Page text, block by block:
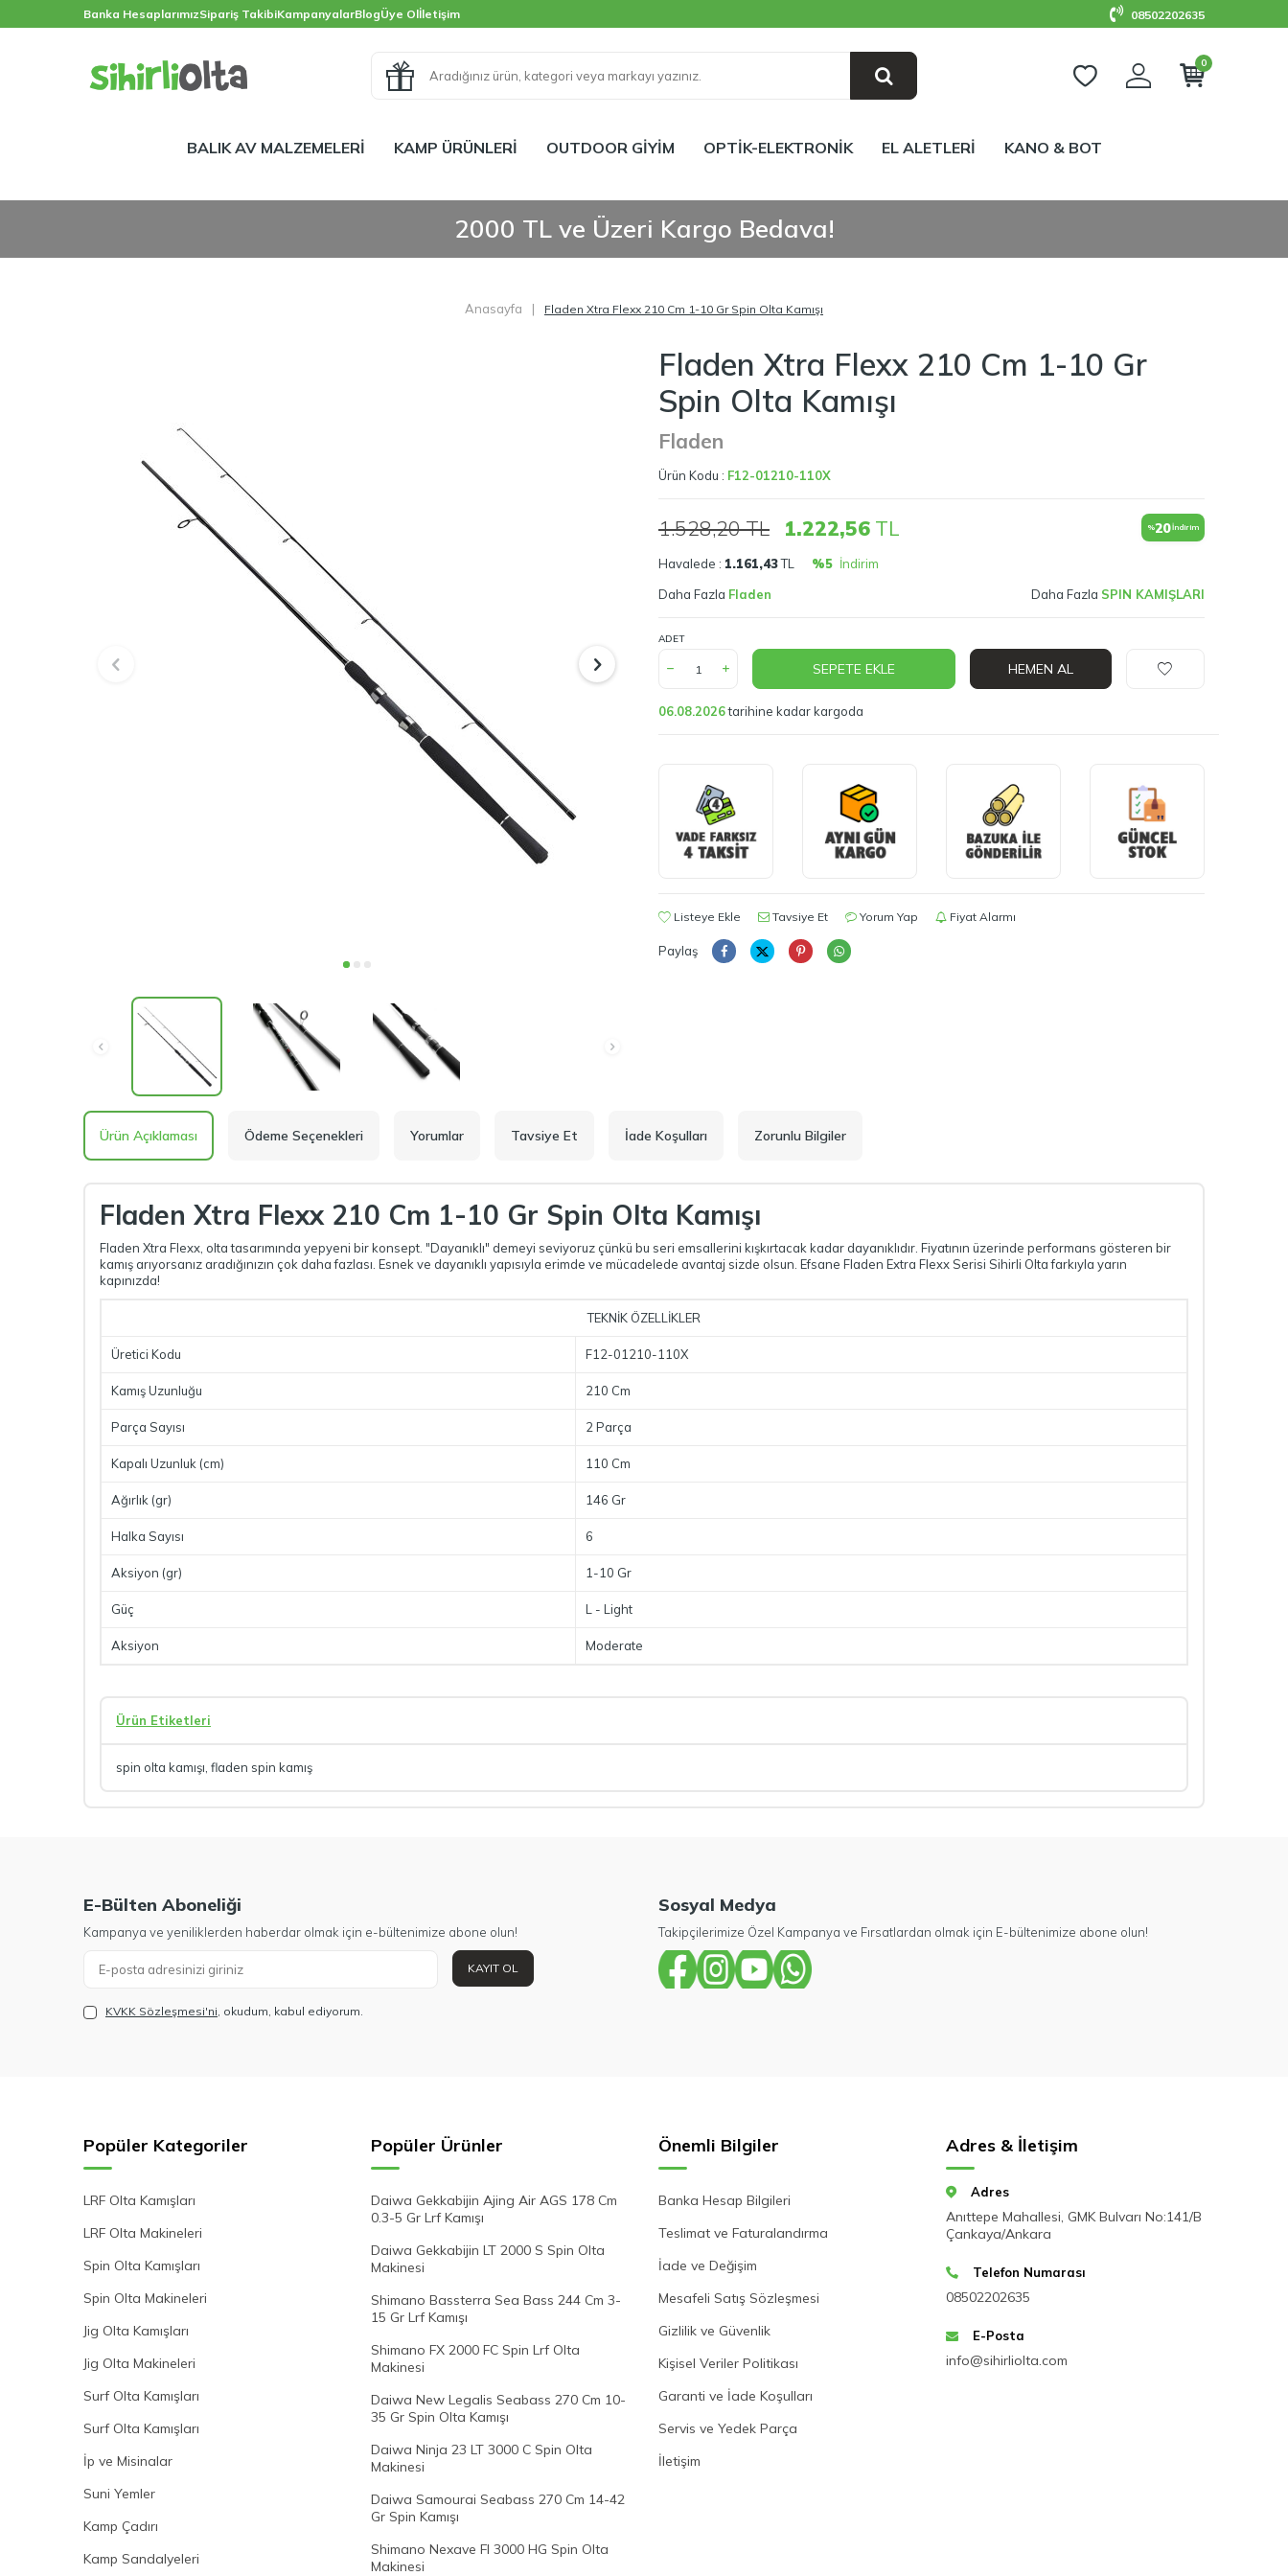
Banka HesaplarımızSipariş TakibiKampanyalarBlogÜye Olİletişim 08502202635
0
BALIK AV MALZEMELERİ KAMP ÜRÜNLERİ OUTDOOR GİYİM OPTİK-ELEKTRONİK EL ALETLERİ KANO & BOT
2000 TL ve Üzeri Kargo Bedava!
Anasayfa | Fladen Xtra Flexx 210 Cm 1-10 Gr Spin Olta Kamışı
Fladen Xtra Flexx 210 Cm 1-10 Gr
Spin Olta Kamışı
Fladen
Ürün Kodu : F12-01210-110X
1.528,20TL 1.222,56 TL %20İndirim
Havalede : 1.161,43TL %5 İndirim
Daha Fazla Fladen Daha Fazla SPIN KAMIŞLARI
ADET
SEPETE EKLE HEMEN AL
06.08.2026tarihine kadar kargoda
Listeye Ekle Tavsiye Et Yorum Yap Fiyat Alarmı
Paylaş
Ürün Açıklaması Ödeme Seçenekleri Yorumlar Tavsiye Et İade Koşulları Zorunlu Bilgiler
Fladen Xtra Flexx 210 Cm 1-10 Gr Spin Olta Kamışı
Fladen Xtra Flexx, olta tasarımında yepyeni bir konsept. "Dayanıklı" demeyi seviyoruz çünkü bu seri emsallerini kışkırtacak kadar dayanıklıdır. Fiyatının üzerinde performans gösteren bir
kamış arıyorsanız aradığınızın çok daha fazlası. Esnek ve dayanıklı yapısıyla erimde ve mücadelede avantaj sizde olsun. Efsane Fladen Extra Flexx Serisi Sihirli Olta farkıyla yarın
kapınızda!
TEKNİK ÖZELLİKLER
Üretici Kodu F12-01210-110X
Kamış Uzunluğu 210 Cm
Parça Sayısı 2 Parça
Kapalı Uzunluk (cm) 110 Cm
Ağırlık (gr) 146 Gr
Halka Sayısı 6
Aksiyon (gr) 1-10 Gr
Güç L - Light
Aksiyon Moderate
Ürün Etiketleri
spin olta kamışı fladen spin kamış
E-Bülten Aboneliği
Kampanya ve yeniliklerden haberdar olmak için e-bültenimize abone olun!
KAYIT OL
KVKK Sözleşmesi'ni, okudum, kabul ediyorum.
Sosyal Medya
Takipçilerimize Özel Kampanya ve Fırsatlardan olmak için E-bültenimize abone olun!
Popüler Kategoriler
LRF Olta Kamışları
LRF Olta Makineleri
Spin Olta Kamışları
Spin Olta Makineleri
Jig Olta Kamışları
Jig Olta Makineleri
Surf Olta Kamışları
Surf Olta Kamışları
İp ve Misinalar
Suni Yemler
Kamp Çadırı
Kamp Sandalyeleri
Popüler Ürünler
Daiwa Gekkabijin Ajing Air AGS 178 Cm
0.3-5 Gr Lrf Kamışı
Daiwa Gekkabijin LT 2000 S Spin Olta
Makinesi
Shimano Bassterra Sea Bass 244 Cm 3-
15 Gr Lrf Kamışı
Shimano FX 2000 FC Spin Lrf Olta
Makinesi
Daiwa New Legalis Seabass 270 Cm 10-
35 Gr Spin Olta Kamışı
Daiwa Ninja 23 LT 3000 C Spin Olta
Makinesi
Daiwa Samourai Seabass 270 Cm 14-42
Gr Spin Kamışı
Shimano Nexave FI 3000 HG Spin Olta
Makinesi
Önemli Bilgiler
Banka Hesap Bilgileri
Teslimat ve Faturalandırma
İade ve Değişim
Mesafeli Satış Sözleşmesi
Gizlilik ve Güvenlik
Kişisel Veriler Politikası
Garanti ve İade Koşulları
Servis ve Yedek Parça
İletişim
Adres & İletişim
Adres
Anıttepe Mahallesi, GMK Bulvarı No:141/B
Çankaya/Ankara
Telefon Numarası
08502202635
E-Posta
info@sihirliolta.com